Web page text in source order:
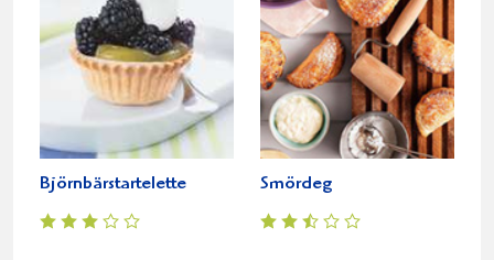
Björnbärstartelette Smördeg